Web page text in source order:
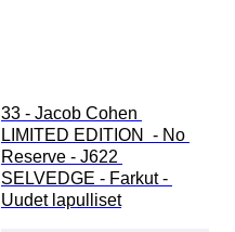
33 - Jacob Cohen
LIMITED EDITION  - No
Reserve - J622
SELVEDGE - Farkut -
Uudet lapulliset